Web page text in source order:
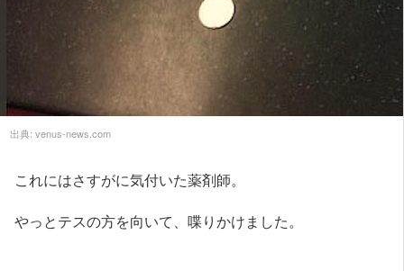
出典: venus-news.com
これにはさすがに気付いた薬剤師。
やっとテスの方を向いて、喋りかけました。